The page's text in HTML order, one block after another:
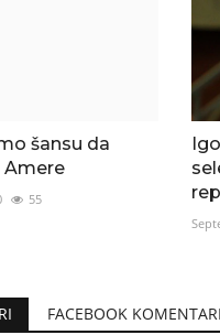
šansu da
55
FACEBOOK KOMENTARI